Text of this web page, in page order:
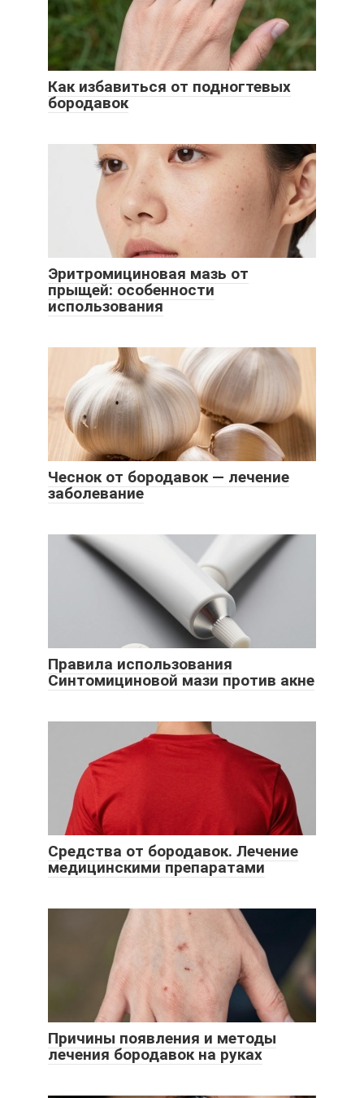
Как избавиться от подногтевых
бородавок
Эритромициновая мазь от
прыщей: особенности
использования
Чеснок от бородавок — лечение
заболевание
Правила использования
Синтомициновой мази против акне
Средства от бородавок. Лечение
медицинскими препаратами
Причины появления и методы
лечения бородавок на руках